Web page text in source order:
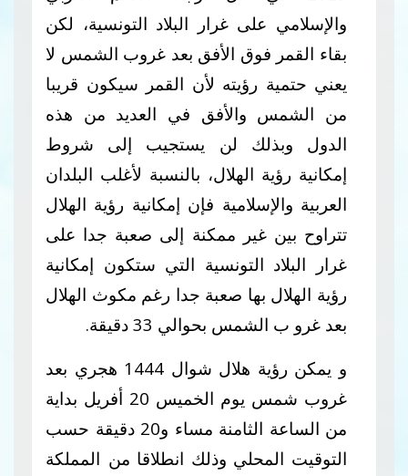
والإسلامي على غرار البلاد التونسية، لكن
بقاء القمر فوق الأفق بعد غروب الشمس لا
يعني حتمية رؤيته لأن القمر سيكون قريبا
من الشمس والأفق في العديد من هذه
الدول وبذلك لن يستجيب إلى شروط
إمكانية رؤية الهلال، بالنسبة لأغلب البلدان
العربية والإسلامية فإن إمكانية رؤية الهلال
تتراوح بين غير ممكنة إلى صعبة جدا على
غرار البلاد التونسية التي ستكون إمكانية
رؤية الهلال بها صعبة جدا رغم مكوث الهلال
بعد غرو ب الشمس بحوالي 33 دقيقة.
و يمكن رؤية هلال شوال 1444 هجري بعد
غروب شمس يوم الخميس 20 أفريل بداية
من الساعة الثامنة مساء و20 دقيقة حسب
التوقيت المحلي وذلك انطلاقا من المملكة